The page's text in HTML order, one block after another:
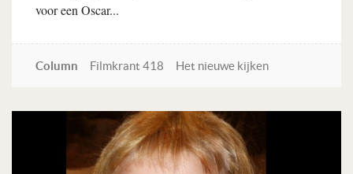
voor een Oscar...
Column Filmkrant 418 Het nieuwe kijken
Lees verder